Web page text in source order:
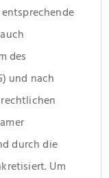
des
und nach
durch die
Um